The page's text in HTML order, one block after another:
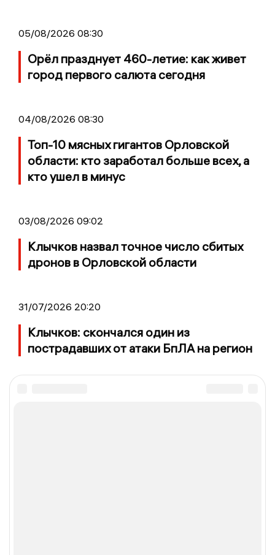
05/08/2026 08:30
Орёл празднует 460-летие: как живет
город первого салюта сегодня
04/08/2026 08:30
Топ-10 мясных гигантов Орловской
области: кто заработал больше всех, а
кто ушел в минус
03/08/2026 09:02
Клычков назвал точное число сбитых
дронов в Орловской области
31/07/2026 20:20
Клычков: скончался один из
пострадавших от атаки БпЛА на регион